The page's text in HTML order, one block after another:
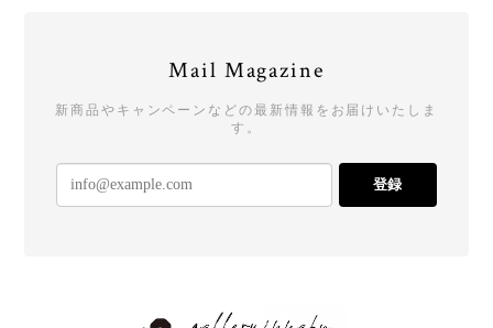
Mail Magazine
新商品やキャンペーンなどの最新情報をお届けいたしま
す。
登録